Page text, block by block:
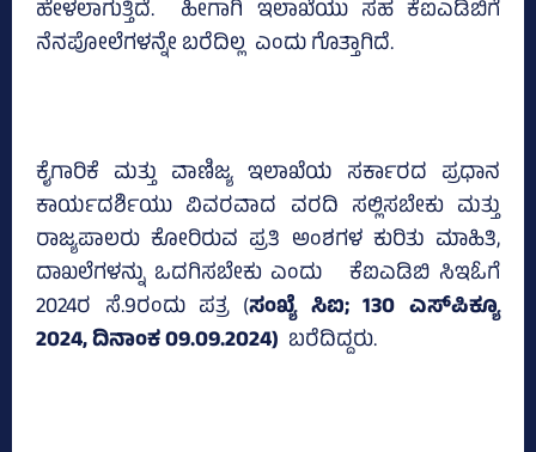
ಹೇಳಲಾಗುತ್ತಿದೆ. ಹೀಗಾಗಿ ಇಲಾಖೆಯು ಸಹ ಕೆಐಎಡಿಬಿಗೆ
ನೆನಪೋಲೆಗಳನ್ನೇ ಬರೆದಿಲ್ಲ ಎಂದು ಗೊತ್ತಾಗಿದೆ.
ಕೈಗಾರಿಕೆ ಮತ್ತು ವಾಣಿಜ್ಯ ಇಲಾಖೆಯ ಸರ್ಕಾರದ ಪ್ರಧಾನ
ಕಾರ್ಯದರ್ಶಿಯು ವಿವರವಾದ ವರದಿ ಸಲ್ಲಿಸಬೇಕು ಮತ್ತು
ರಾಜ್ಯಪಾಲರು ಕೋರಿರುವ ಪ್ರತಿ ಅಂಶಗಳ ಕುರಿತು ಮಾಹಿತಿ,
ದಾಖಲೆಗಳನ್ನು ಒದಗಿಸಬೇಕು ಎಂದು ಕೆಐಎಡಿಬಿ ಸಿಇಓಗೆ
2024ರ ಸೆ.9ರಂದು ಪತ್ರ (ಸಂಖ್ಯೆ ಸಿಐ; 130 ಎಸ್‌ಪಿಕ್ಯೂ
2024, ದಿನಾಂಕ 09.09.2024) ಬರೆದಿದ್ದರು.